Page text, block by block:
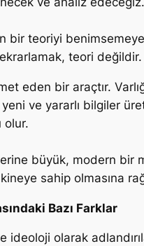
bir teoriyi
tekrarlamak, teori
eden bir araçtır.
ve yararlı bilgiler
olur.
büyük, modern bir
sahip olmasına
Bazı Farklar
ideoloji olarak